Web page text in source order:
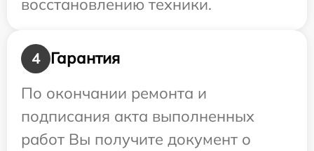
восстановлению техники.
4
Гарантия
По окончании ремонта и
подписания акта выполненных
работ Вы получите документ о